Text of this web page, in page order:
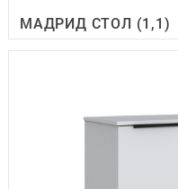
МАДРИД СТОЛ (1,1)